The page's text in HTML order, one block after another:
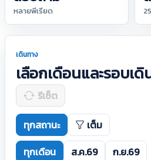
หลายพีเรียด
เดินทาง
เลือกเดือนและรอบเ
รีเซ็ต
ทุกสถานะ
เต็ม
ทุกเดือน
ส.ค.69 ก.ย.69